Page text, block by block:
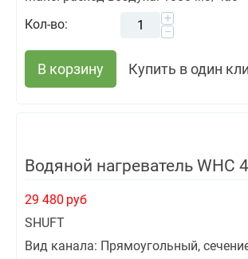
Кол-во:
+
−
В корзину Купить в один
Водяной нагреватель WHC
29 480 руб
SHUFT
Вид канала: Прямоугольный,